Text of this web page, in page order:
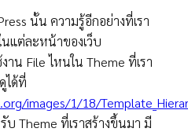
นั้น ความรู้อีกอย่างที่เรา
นแต่ละหน้าของเว็บ
งาน File ไหนใน Theme ที่เรา
ได้ที่
images/1/18/
บ Theme ที่เราสร้างขึ้นมา มี